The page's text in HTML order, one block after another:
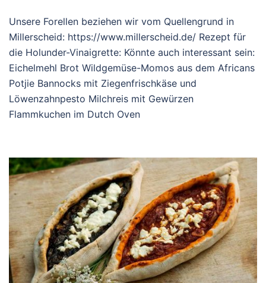
Unsere Forellen beziehen wir vom Quellengrund in
Millerscheid: https://www.millerscheid.de/ Rezept für
die Holunder-Vinaigrette: Könnte auch interessant sein:
Eichelmehl Brot Wildgemüse-Momos aus dem Africans
Potjie Bannocks mit Ziegenfrischkäse und
Löwenzahnpesto Milchreis mit Gewürzen
Flammkuchen im Dutch Oven